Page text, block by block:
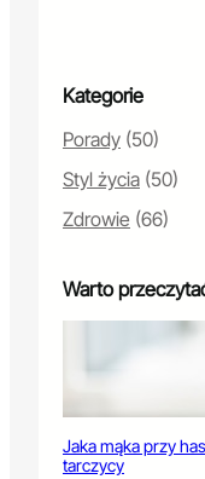
Kategorie
Porady (50)
Styl życia (50)
Zdrowie (66)
Warto
Jaka mąka przy
tarczycy